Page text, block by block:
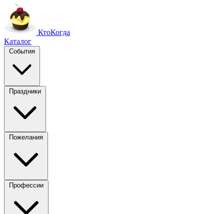
КтоКогда
Каталог
События
Праздники
Пожелания
Профессии